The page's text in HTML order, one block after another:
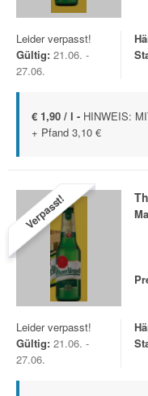
Leider verpasst!
Gültig: 21.06. -
27.06.
€ 1,90 / l - HINWEIS:
+ Pfand 3,10 €
Verpasst!
Leider verpasst!
Gültig: 21.06. -
27.06.